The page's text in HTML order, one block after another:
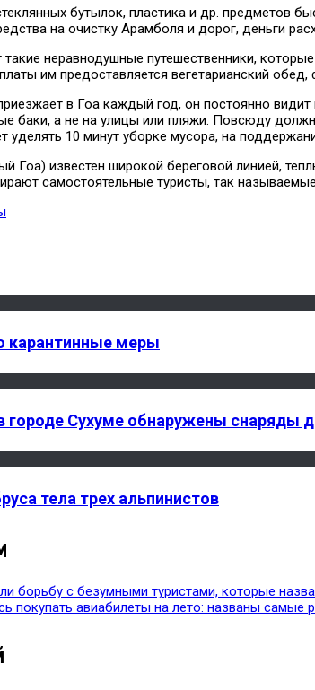
бутылок, пластика и др. предметов
на очистку Арамболя и дорог, деньги
неравнодушные путешественники,
им предоставляется вегетарианский
в Гоа каждый год, он постоянно
баки, а не на улицы или пляжи. Повсюду
10 минут уборке мусора, на
Гоа) известен широкой береговой линией,
самостоятельные туристы, так
карантинные меры
городе Сухуме обнаружены снаряды
тела трех альпинистов
борьбу с безумными туристами, которые
покупать авиабилеты на лето: названы самые